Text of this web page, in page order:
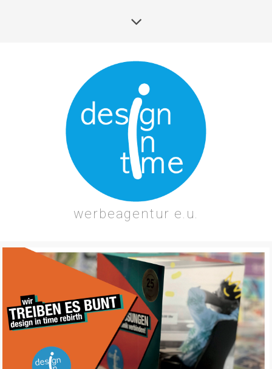
werbeagentur e.u.